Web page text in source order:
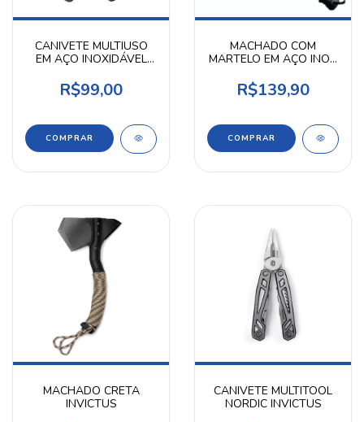
CANIVETE MULTIUSO
EM AÇO INOXIDÁVEL
R$99,00
MACHADO COM
MARTELO EM AÇO INOX
R$139,90
MACHADO CRETA
INVICTUS
CANIVETE MULTITOOL
NORDIC INVICTUS